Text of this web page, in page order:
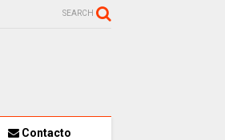
SEARCH
Contacto